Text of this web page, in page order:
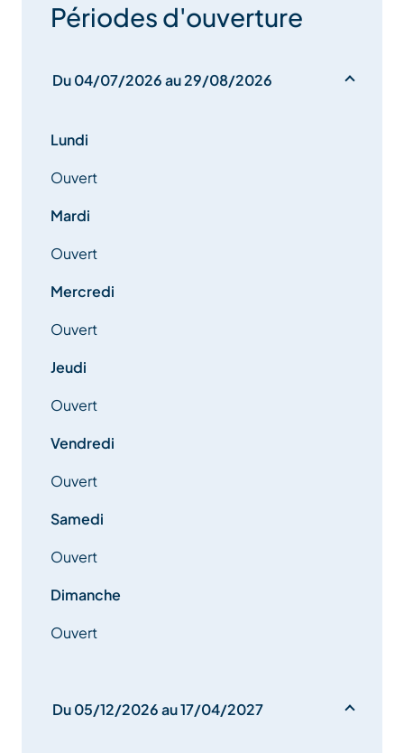
Périodes d'ouverture
Du 04/07/2026 au 29/08/2026
Lundi
Ouvert
Mardi
Ouvert
Mercredi
Ouvert
Jeudi
Ouvert
Vendredi
Ouvert
Samedi
Ouvert
Dimanche
Ouvert
Du 05/12/2026 au 17/04/2027